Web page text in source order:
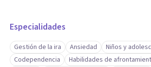
Especialidades
Gestión de la ira Ansiedad
Niños y
Codependencia
Habilidades de